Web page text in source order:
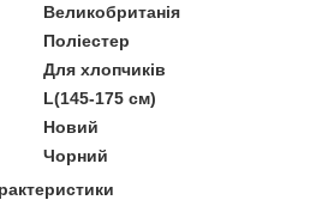
Великобританія
Поліестер
Для хлопчиків
L(145-175 см)
Новий
Чорний